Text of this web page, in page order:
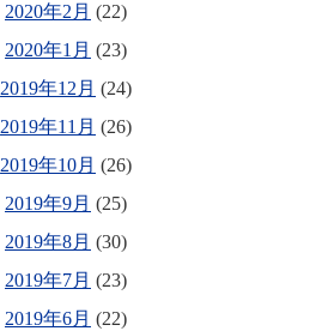
2020年2月 (22)
2020年1月 (23)
2019年12月 (24)
2019年11月 (26)
2019年10月 (26)
2019年9月 (25)
2019年8月 (30)
2019年7月 (23)
2019年6月 (22)